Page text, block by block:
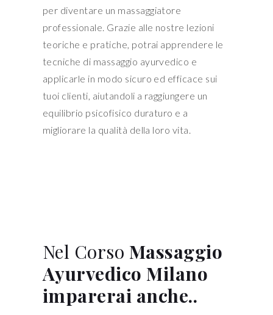
per diventare un massaggiatore
professionale. Grazie alle nostre lezioni
teoriche e pratiche, potrai apprendere le
tecniche di massaggio ayurvedico e
applicarle in modo sicuro ed efficace sui
tuoi clienti, aiutandoli a raggiungere un
equilibrio psicofisico duraturo e a
migliorare la qualità della loro vita.
Nel Corso Massaggio
Ayurvedico Milano
imparerai anche..